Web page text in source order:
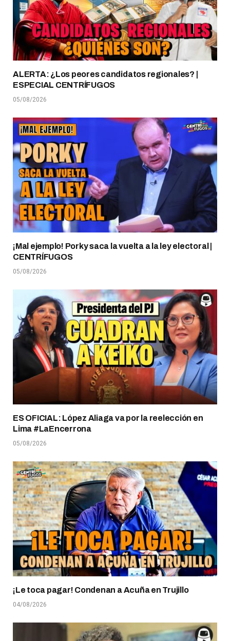
ALERTA: ¿Los peores candidatos regionales? |
ESPECIAL CENTRÍFUGOS
05/08/2026
¡Mal ejemplo! Porky saca la vuelta a la ley electoral |
CENTRÍFUGOS
05/08/2026
ES OFICIAL: López Aliaga va por la reelección en
Lima #LaEncerrona
05/08/2026
¡Le toca pagar! Condenan a Acuña en Trujillo
04/08/2026